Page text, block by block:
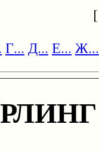
[
Г... Д... Е... Ж...